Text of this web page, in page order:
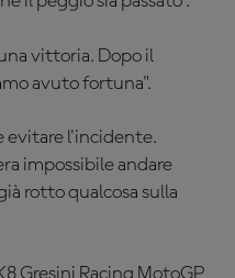
vittoria. Dopo il
avuto fortuna".
evitare l'incidente.
impossibile andare
rotto qualcosa sulla
Gresini Racing MotoGP